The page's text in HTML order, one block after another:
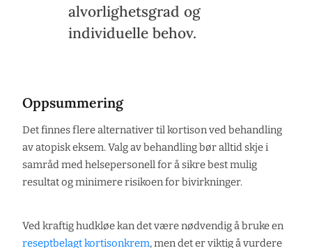
alvorlighetsgrad og
individuelle behov.
Oppsummering
Det finnes flere alternativer til kortison ved behandling
av atopisk eksem. Valg av behandling bør alltid skje i
samråd med helsepersonell for å sikre best mulig
resultat og minimere risikoen for bivirkninger.
Ved kraftig hudkløe kan det være nødvendig å bruke en
reseptbelagt kortisonkrem, men det er viktig å vurdere